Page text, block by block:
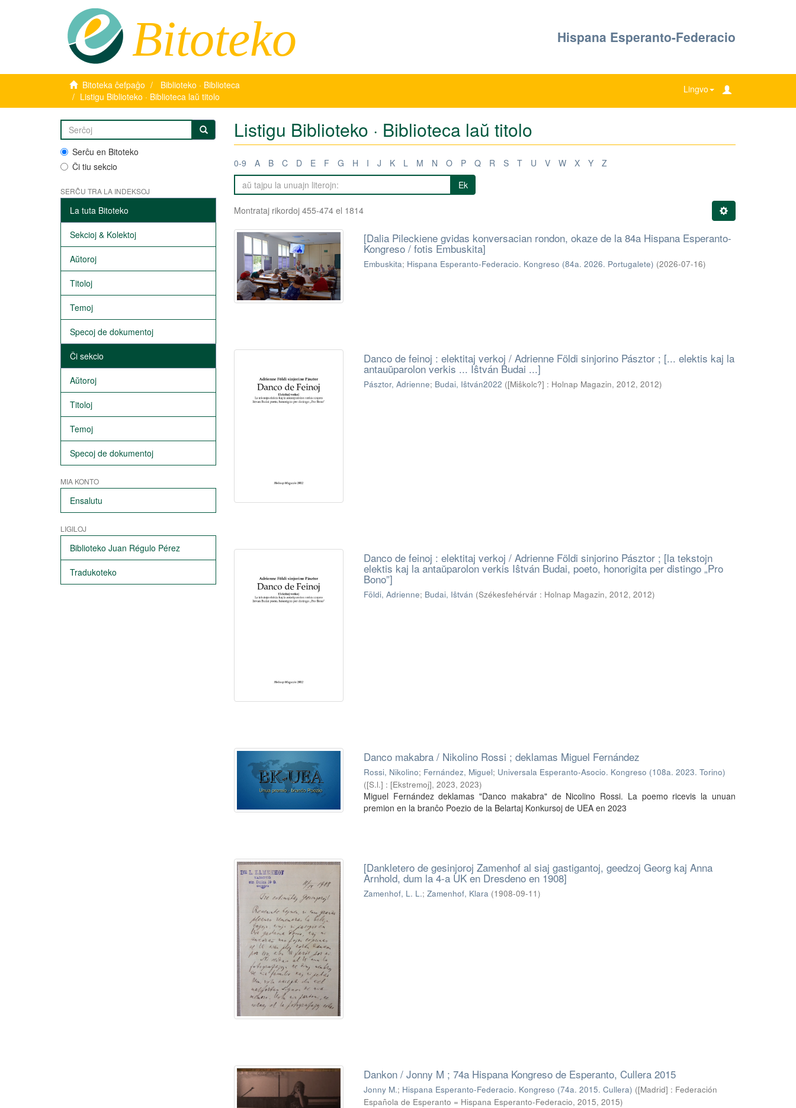
Bitoteko Hispana Esperanto-Federacio
Bitoteka ĉefpaĝo
Biblioteko · Biblioteca
Listigu Biblioteko · Biblioteca laŭ titolo
Lingvo
Serĉu en Bitoteko
Ĉi tiu sekcio
SERĈU TRA LA INDEKSOJ
La tuta Bitoteko
Sekcioj & Kolektoj
Aŭtoroj
Titoloj
Temoj
Specoj de dokumentoj
Ĉi sekcio
Aŭtoroj
Titoloj
Temoj
Specoj de dokumentoj
MIA KONTO
Ensalutu
LIGILOJ
Biblioteko Juan Régulo Pérez
Tradukoteko
Listigu Biblioteko · Biblioteca laŭ titolo
0-9 A B C D E F G H I J K L M N O P Q R S T U V W X Y
Z
Ek
Montrataj rikordoj 455-474 el 1814
[Dalia Pileckiene gvidas konversacian rondon, okaze de la 84a Hispana Esperanto-
Kongreso / fotis Embuskita]
Embuskita; Hispana Esperanto-Federacio. Kongreso (84a. 2026. Portugalete) (2026-07-16)
Danco de feinoj : elektitaj verkoj / Adrienne Földi sinjorino Pásztor ; [... elektis kaj la
antauŭparolon verkis ... Iŝtván Budai ...]
Pásztor, Adrienne; Budai, Iŝtván2022 ([Miŝkolc?] : Holnap Magazin, 2012, 2012)
Danco de feinoj : elektitaj verkoj / Adrienne Földi sinjorino Pásztor ; [la tekstojn
elektis kaj la antaŭparolon verkis Iŝtván Budai, poeto, honorigita per distingo „Pro
Bono”]
Földi, Adrienne; Budai, Iŝtván (Székesfehérvár : Holnap Magazin, 2012, 2012)
Danco makabra / Nikolino Rossi ; deklamas Miguel Fernández
Rossi, Nikolino; Fernández, Miguel; Universala Esperanto-Asocio. Kongreso (108a. 2023. Torino)
([S.l.] : [Ekstremoj], 2023, 2023)
Miguel Fernández deklamas "Danco makabra" de Nicolino Rossi. La poemo ricevis la unuan
premion en la branĉo Poezio de la Belartaj Konkursoj de UEA en 2023
[Dankletero de gesinjoroj Zamenhof al siaj gastigantoj, geedzoj Georg kaj Anna
Arnhold, dum la 4-a UK en Dresdeno en 1908]
Zamenhof, L. L.; Zamenhof, Klara (1908-09-11)
Dankon / Jonny M ; 74a Hispana Kongreso de Esperanto, Cullera 2015
Jonny M.; Hispana Esperanto-Federacio. Kongreso (74a. 2015. Cullera) ([Madrid] : Federación
Española de Esperanto = Hispana Esperanto-Federacio, 2015, 2015)